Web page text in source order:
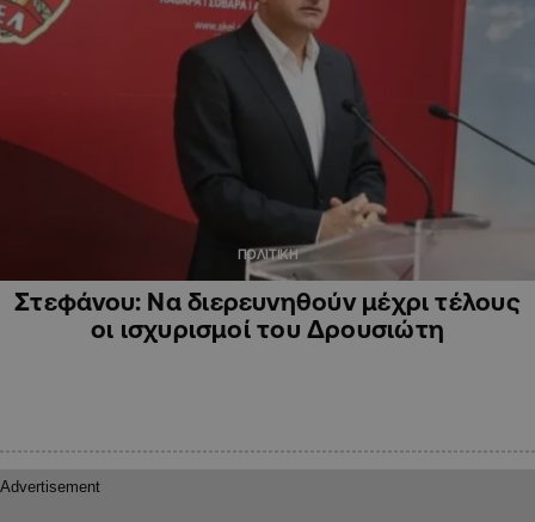
ΠΟΛΙΤΙΚΗ
Στεφάνου: Να διερευνηθούν μέχρι τέλους
οι ισχυρισμοί του Δρουσιώτη